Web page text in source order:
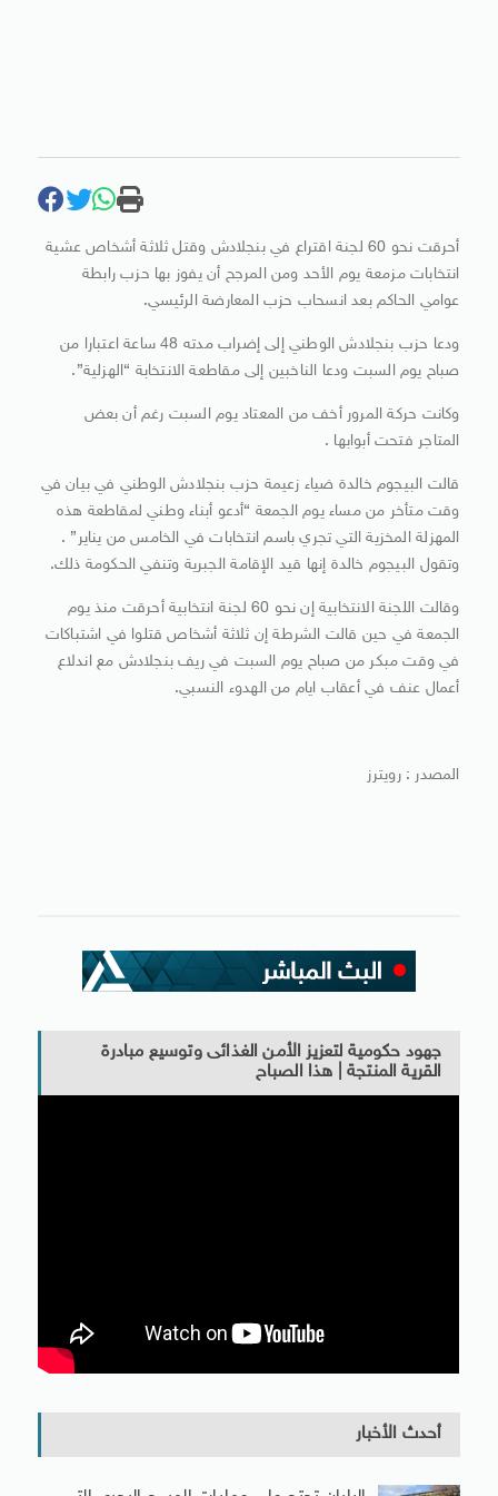
أحرقت نحو 60 لجنة اقتراع في بنجلادش وقتل ثلاثة أشخاص عشية
انتخابات مزمعة يوم الأحد ومن المرجح أن يفوز بها حزب رابطة
عوامي الحاكم بعد انسحاب حزب المعارضة الرئيسي.
ودعا حزب بنجلادش الوطني إلى إضراب مدته 48 ساعة اعتبارا من
صباح يوم السبت ودعا الناخبين إلى مقاطعة الانتخابة “الهزلية”.
وكانت حركة المرور أخف من المعتاد يوم السبت رغم أن بعض
المتاجر فتحت أبوابها .
قالت البيجوم خالدة ضياء زعيمة حزب بنجلادش الوطني في بيان في
وقت متأخر من مساء يوم الجمعة “أدعو أبناء وطني لمقاطعة هذه
المهزلة المخزية التي تجري باسم انتخابات في الخامس من يناير” .
وتقول البيجوم خالدة إنها قيد الإقامة الجبرية وتنفي الحكومة ذلك.
وقالت اللجنة الانتخابية إن نحو 60 لجنة انتخابية أحرقت منذ يوم
الجمعة في حين قالت الشرطة إن ثلاثة أشخاص قتلوا في اشتباكات
في وقت مبكر من صباح يوم السبت في ريف بنجلادش مع اندلاع
أعمال عنف في أعقاب ايام من الهدوء النسبي.
المصدر : رويترز
جهود حكومية لتعزيز الأمن الغذائى وتوسيع مبادرة
القرية المنتجة | هذا الصباح
أحدث الأخبار